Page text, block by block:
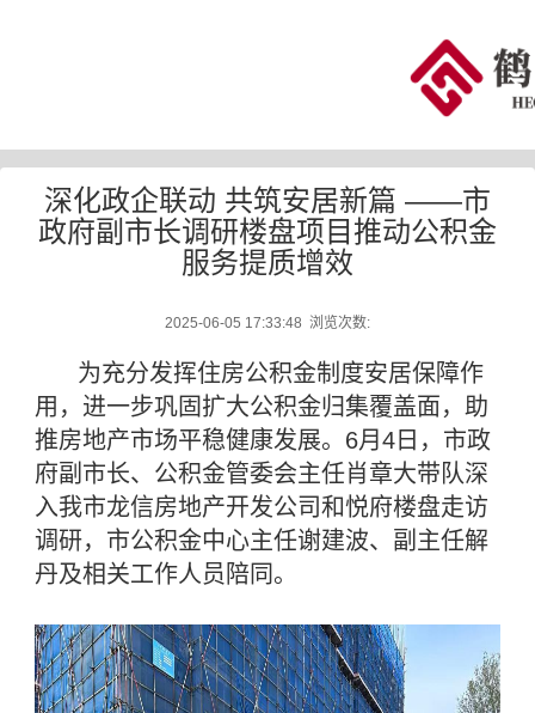
深化政企联动 共筑安居新篇 ——市
政府副市长调研楼盘项目推动公积金
服务提质增效
2025-06-05 17:33:48 浏览次数:
为充分发挥住房公积金制度安居保障作
用，进一步巩固扩大公积金归集覆盖面，助
推房地产市场平稳健康发展。6月4日，市政
府副市长、公积金管委会主任肖章大带队深
入我市龙信房地产开发公司和悦府楼盘走访
调研，市公积金中心主任谢建波、副主任解
丹及相关工作人员陪同。